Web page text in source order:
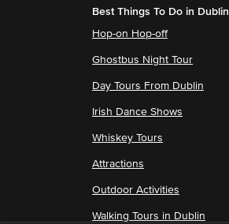
Best Things To Do in Dublin
Hop-on Hop-off
Ghostbus Night Tour
Day Tours From Dublin
Irish Dance Shows
Whiskey Tours
Attractions
Outdoor Activities
Walking Tours in Dublin